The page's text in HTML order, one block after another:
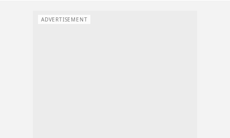
ADVERTISEMENT